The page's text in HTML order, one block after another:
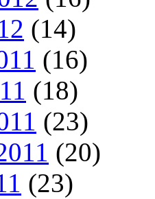
(14)
(16)
(18)
(23)
(20)
(23)